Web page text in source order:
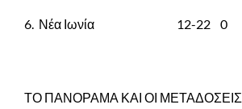
6. Νέα Ιωνία 12-22 0
ΤΟ ΠΑΝΟΡΑΜΑ ΚΑΙ ΟΙ ΜΕΤΑΔΟΣΕΙΣ